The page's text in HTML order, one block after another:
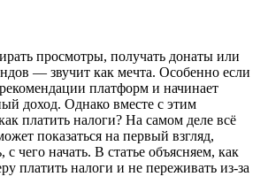
просмотры, получать донаты или
— звучит как мечта. Особенно если
платформ и начинает
доход. Однако вместе с этим
платить налоги? На самом деле всё
показаться на первый взгляд,
с чего начать. В статье объясняем, как
платить налоги и не переживать из-за